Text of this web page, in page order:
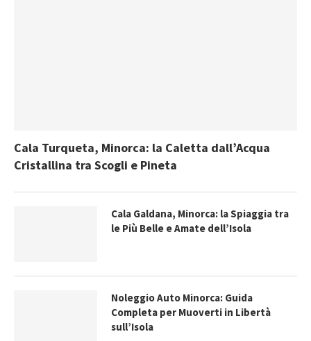
Cala Turqueta, Minorca: la Caletta dall’Acqua
Cristallina tra Scogli e Pineta
Cala Galdana, Minorca: la Spiaggia tra
le Più Belle e Amate dell’Isola
Noleggio Auto Minorca: Guida
Completa per Muoverti in Libertà
sull’Isola